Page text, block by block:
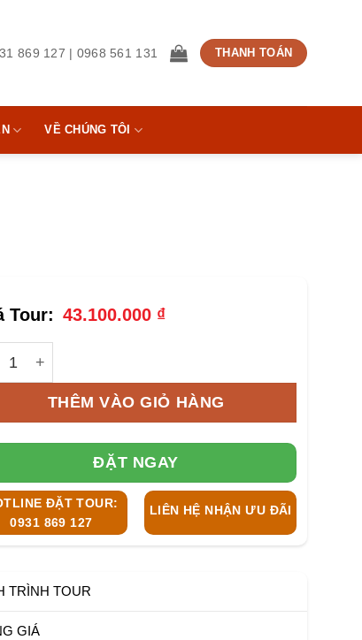
869 127 | 0968 561 131 THANH TOÁN
VỀ CHÚNG TÔI
43.100.000 ₫
THÊM VÀO GIỎ HÀNG
ĐẶT NGAY
ĐẶT TOUR:
0931 869 127
LIÊN HỆ NHẬN ƯU ĐÃI
TRÌNH TOUR
GIÁ